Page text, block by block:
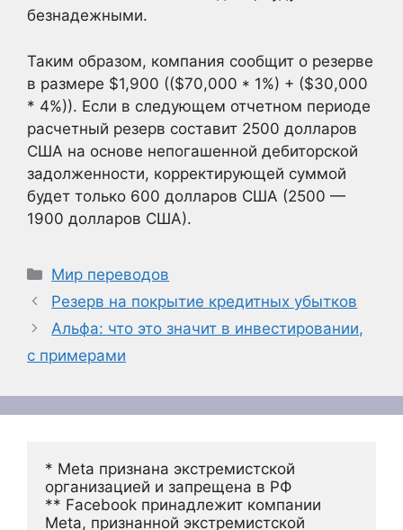
безнадежными.
Таким образом, компания сообщит о резерве
в размере $1,900 (($70,000 * 1%) + ($30,000
* 4%)). Если в следующем отчетном периоде
расчетный резерв составит 2500 долларов
США на основе непогашенной дебиторской
задолженности, корректирующей суммой
будет только 600 долларов США (2500 —
1900 долларов США).
Рубрики
Мир переводов
Резерв на покрытие кредитных убытков
Альфа: что это значит в инвестировании,
с примерами
* Meta признана экстремистской
организацией и запрещена в РФ
** Facebook принадлежит компании
Meta, признанной экстремистской